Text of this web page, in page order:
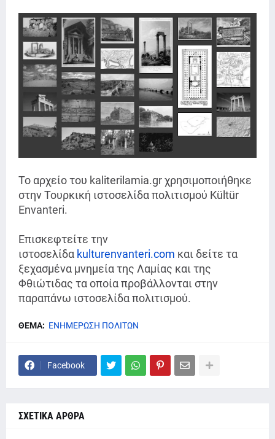
Το αρχείο του kaliterilamia.gr χρησιμοποιήθηκε
στην Τουρκική ιστοσελίδα πολιτισμού Kültür
Envanteri.
Επισκεφτείτε την
ιστοσελίδα kulturenvanteri.com και δείτε τα
ξεχασμένα μνημεία της Λαμίας και της
Φθιώτιδας τα οποία προβάλλονται στην
παραπάνω ιστοσελίδα πολιτισμού.
ΘΕΜΑ: ΕΝΗΜΕΡΩΣΗ ΠΟΛΙΤΩΝ
Facebook
ΣΧΕΤΙΚΑ ΑΡΘΡΑ